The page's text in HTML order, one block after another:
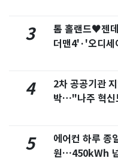
3
톰 홀랜드♥젠
더맨4'·'오디세
4
2차 공공기관
박…"나주 혁신
5
에어컨 하루 종
원…450kWh